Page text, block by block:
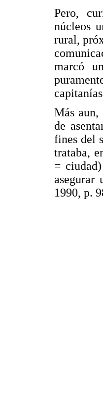
Pero,
núcleos
rural,
marcó
Más aun,
de
fines del
trataba,
=
asegurar
1990, p.